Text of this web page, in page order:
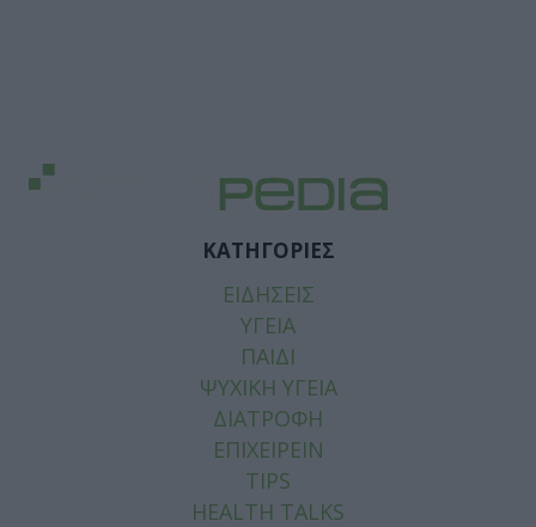
ΚΑΤΗΓΟΡΙΕΣ
ΕΙΔΗΣΕΙΣ
ΥΓΕΙΑ
ΠΑΙΔΙ
ΨΥΧΙΚΗ ΥΓΕΙΑ
ΔΙΑΤΡΟΦΗ
ΕΠΙΧΕΙΡΕΙΝ
TIPS
HEALTH TALKS